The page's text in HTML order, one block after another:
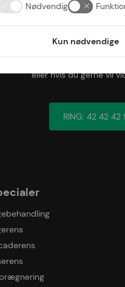
Bestil
eller hvis du gerne vil
RING: 42 42 42
Nødvendig
Kun nødvendige